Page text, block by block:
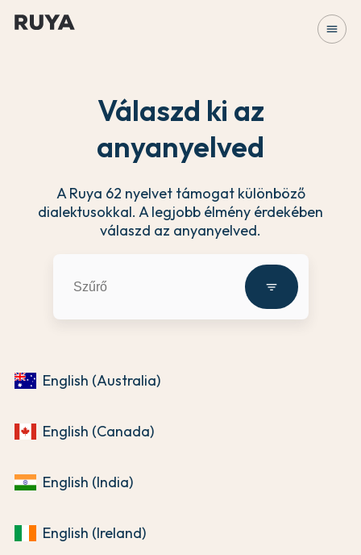
menu
Válaszd ki az
anyanyelved
A Ruya 62 nyelvet támogat különböző
dialektusokkal. A legjobb élmény érdekében
válaszd az anyanyelved.
filter_list
English (Australia)
English (Canada)
English (India)
English (Ireland)